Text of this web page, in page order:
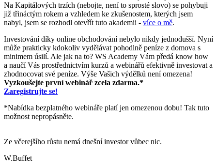
Na Kapitálových trzích (nebojte, není to sprosté slovo) se pohybuji
již třináctým rokem a vzhledem ke zkušenostem, kterých jsem
nabyl, jsem se rozhodl otevřít tuto akademii - více o mě.
Investování díky online obchodování nebylo nikdy jednodušší. Nyní
může prakticky kdokoliv vydělávat pohodlně peníze z domova s
minimem úsilí. Ale jak na to? WS Academy Vám předá know how
a naučí Vás prostřednictvím kurzů a webinářů efektivně investovat a
zhodnocovat své peníze. Výše Vašich výdělků není omezena!
Vyzkoušejte první webinář zcela zdarma.*
Zaregistrujte se!
*Nabídka bezplatného webináře platí jen omezenou dobu! Tak tuto
možnost nepropásněte.
Ze včerejšího růstu nemá dnešní investor vůbec nic.
W.Buffet